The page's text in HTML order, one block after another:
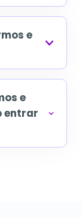
e
e
entrar